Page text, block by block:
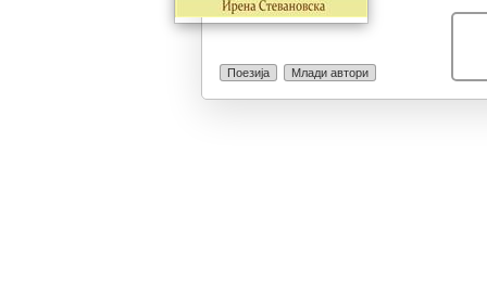
Поезија Млади автори
ѕвездата на